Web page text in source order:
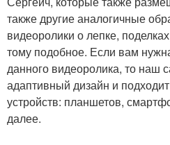
также другие аналогичные
видеоролики о лепке,
тому подобное. Если вам
данного видеоролика, то наш
адаптивный дизайн и
устройств: планшетов,
далее.